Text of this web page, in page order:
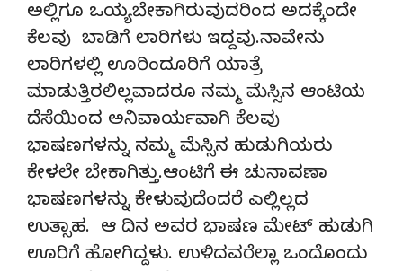
ಅಲ್ಲಿಗೂ ಒಯ್ಯಬೇಕಾಗಿರುವುದರಿಂದ ಅದಕ್ಕೆಂದೇ
ಕೆಲವು ಬಾಡಿಗೆ ಲಾರಿಗಳು ಇದ್ದವು.ನಾವೇನು
ಲಾರಿಗಳಲ್ಲಿ ಊರಿಂದೂರಿಗೆ ಯಾತ್ರೆ
ಮಾಡುತ್ತಿರಲಿಲ್ಲವಾದರೂ ನಮ್ಮ ಮೆಸ್ಸಿನ ಆಂಟಿಯ
ದೆಸೆಯಿಂದ ಅನಿವಾರ್ಯವಾಗಿ ಕೆಲವು
ಭಾಷಣಗಳನ್ನು ನಮ್ಮ ಮೆಸ್ಸಿನ ಹುಡುಗಿಯರು
ಕೇಳಲೇ ಬೇಕಾಗಿತ್ತು.ಆಂಟಿಗೆ ಈ ಚುನಾವಣಾ
ಭಾಷಣಗಳನ್ನು ಕೇಳುವುದೆಂದರೆ ಎಲ್ಲಿಲ್ಲದ
ಉತ್ಸಾಹ. ಆ ದಿನ ಅವರ ಭಾಷಣ ಮೇಟ್ ಹುಡುಗಿ
ಊರಿಗೆ ಹೋಗಿದ್ದಳು. ಉಳಿದವರೆಲ್ಲಾ ಒಂದೊಂದು